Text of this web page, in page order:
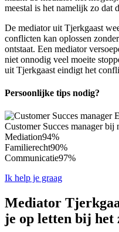
meestal is het namelijk zo dat
De mediator uit Tjerkgaast
conflicten kan oplossen
ontstaat. Een mediator
niet onnodig veel moeite
uit Tjerkgaast eindigt het
Persoonlijke tips nodig?
Customer Succes manager bij
Mediation94%
Familierecht90%
Communicatie97%
Ik help je graag
Mediator
je op letten bij het